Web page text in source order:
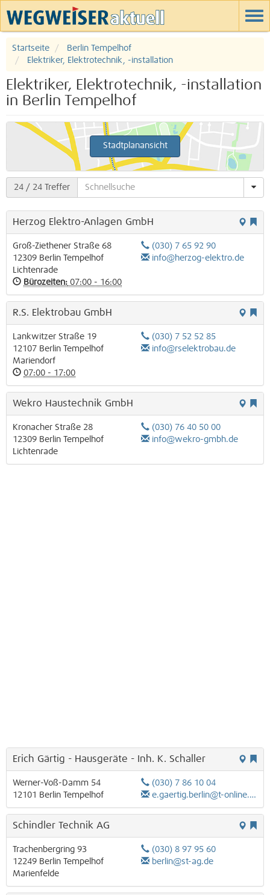
Startseite
Berlin Tempelhof
Elektriker, Elektrotechnik, -installation
Elektriker, Elektrotechnik, -installation
in Berlin Tempelhof
Stadtplanansicht
24 / 24 Treffer
Herzog Elektro-Anlagen GmbH
Groß-Ziethener Straße 68
12309 Berlin Tempelhof
Lichtenrade
Bürozeiten: 07:00 - 16:00
(030) 7 65 92 90
info@herzog-elektro.de
R.S. Elektrobau GmbH
Lankwitzer Straße 19
12107 Berlin Tempelhof
Mariendorf
07:00 - 17:00
(030) 7 52 52 85
info@rselektrobau.de
Wekro Haustechnik GmbH
Kronacher Straße 28
12309 Berlin Tempelhof
Lichtenrade
(030) 76 40 50 00
info@wekro-gmbh.de
Erich Gärtig - Hausgeräte - Inh. K. Schaller
Werner-Voß-Damm 54
12101 Berlin Tempelhof
(030) 7 86 10 04
e.gaertig.berlin@t-online.de
Schindler Technik AG
Trachenbergring 93
12249 Berlin Tempelhof
Marienfelde
(030) 8 97 95 60
berlin@st-ag.de